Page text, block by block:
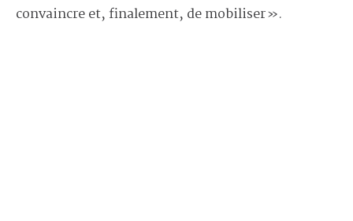
convaincre et, finalement, de mobiliser ».